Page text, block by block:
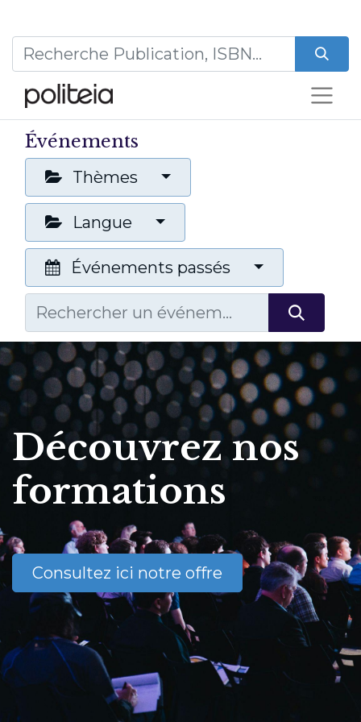
Événements
Thèmes
Langue
Événements passés
Découvrez nos
formations
Consultez ici notre offre